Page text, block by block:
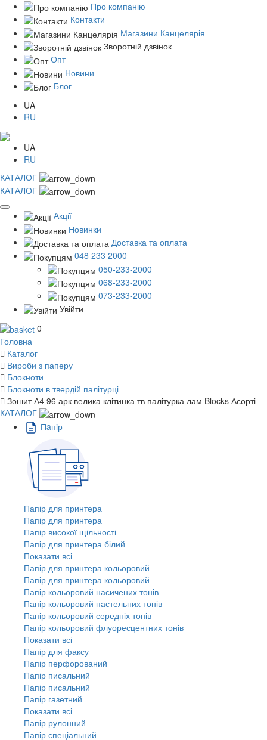
Про компанію
Контакти
Магазини Канцелярія
Зворотній дзвінок
Опт
Новини
Блог
UA
RU
UA
RU
КАТАЛОГ
КАТАЛОГ
Акції
Новинки
Доставка та оплата
048 233 2000
050-233-2000
068-233-2000
073-233-2000
Увійти
0
Головна
Каталог
Вироби з паперу
Блокноти
Блокноти в твердій палітурці
Зошит А4 96 арк велика клітинка тв палітурка лам Blocks Асорті
КАТАЛОГ
Пaпiр
Папір для принтера
Папір для принтера
Папір високої щільності
Папір для принтера білий
Показати всі
Папір для принтера кольоровий
Папір для принтера кольоровий
Папір кольоровий насичених тонів
Папір кольоровий пастельних тонів
Папір кольоровий середніх тонів
Папір кольоровий флуоресцентних тонів
Показати всі
Папір для факсу
Папір перфорований
Папір писальний
Папір писальний
Папір газетний
Показати всі
Папір рулонний
Папір спеціальний